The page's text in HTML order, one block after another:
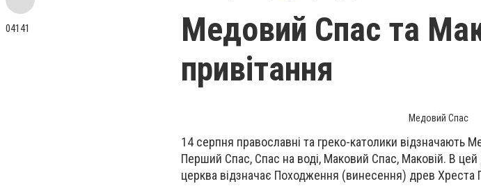
04141
Медовий Спас та
привітання
Медовий Спас
14 серпня православні та греко-католики відзначають
Перший Спас, Спас на воді, Маковий Спас, Маковій. В
церква відзначає Походження (винесення) древ Хреста